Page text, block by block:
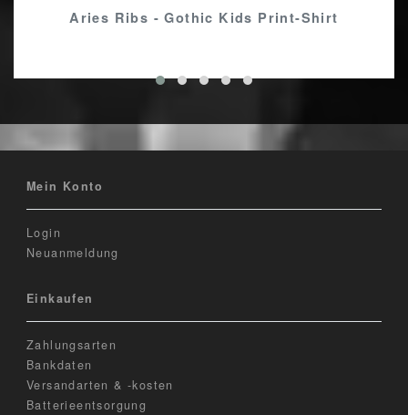
Aries Ribs - Gothic Kids Print-Shirt
Mein Konto
Login
Neuanmeldung
Einkaufen
Zahlungsarten
Bankdaten
Versandarten & -kosten
Batterieentsorgung